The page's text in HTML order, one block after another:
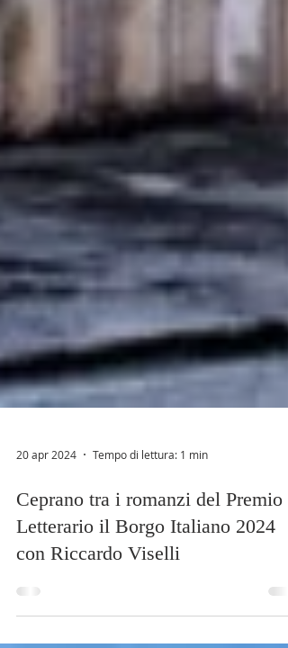
20 apr 2024 Tempo di lettura: 1 min
Ceprano tra i romanzi del Premio
con Riccardo Viselli